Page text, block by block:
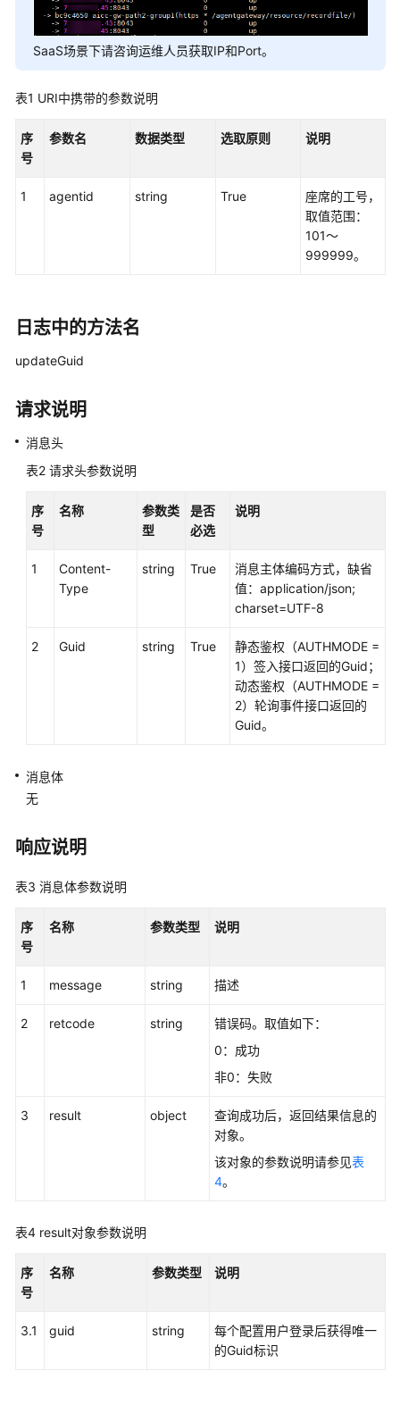
权
方
式
统
置
口
座
操
类
接
口
考
文
席
强
签
接
询
SaaS场景下请咨询运维人员获取IP和Port。
表1 URI中携带的参数说明
序
号
参数名 数据类型 选取原则 说明
1 agentid string True
座席的工号，
取值范围：
101～
999999。
日志中的方法名
updateGuid
请求说明
消息头
表2 请求头参数说明
序
号
名称
参数类
型
是否
必选
说明
1
Content-
Type
string True
消息主体编码方式，缺省
值：application/json;
charset=UTF-8
2 Guid string True
静态鉴权（AUTHMODE =
1）签入接口返回的Guid；
动态鉴权（AUTHMODE =
2）轮询事件接口返回的
Guid。
消息体
无
响应说明
表3 消息体参数说明
序
号
名称 参数类型 说明
1 message string 描述
2 retcode string
错误码。取值如下：
0：成功
非0：失败
3 result object
查询成功后，返回结果信息的
对象。
该对象的参数说明请参见表
4。
表4 result对象参数说明
序
号
名称 参数类型 说明
3.1 guid string
每个配置用户登录后获得唯一
的Guid标识